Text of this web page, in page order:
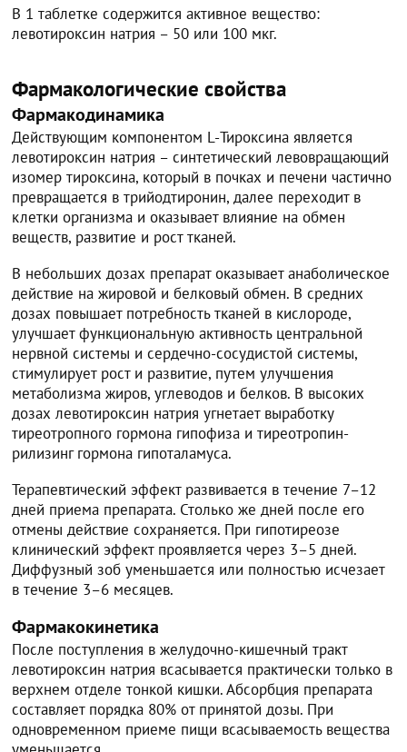
В 1 таблетке содержится активное вещество:
левотироксин натрия – 50 или 100 мкг.
Фармакологические свойства
Фармакодинамика
Действующим компонентом L-Тироксина является
левотироксин натрия – синтетический левовращающий
изомер тироксина, который в почках и печени частично
превращается в трийодтиронин, далее переходит в
клетки организма и оказывает влияние на обмен
веществ, развитие и рост тканей.
В небольших дозах препарат оказывает анаболическое
действие на жировой и белковый обмен. В средних
дозах повышает потребность тканей в кислороде,
улучшает функциональную активность центральной
нервной системы и сердечно-сосудистой системы,
стимулирует рост и развитие, путем улучшения
метаболизма жиров, углеводов и белков. В высоких
дозах левотироксин натрия угнетает выработку
тиреотропного гормона гипофиза и тиреотропин-
рилизинг гормона гипоталамуса.
Терапевтический эффект развивается в течение 7–12
дней приема препарата. Столько же дней после его
отмены действие сохраняется. При гипотиреозе
клинический эффект проявляется через 3–5 дней.
Диффузный зоб уменьшается или полностью исчезает
в течение 3–6 месяцев.
Фармакокинетика
После поступления в желудочно-кишечный тракт
левотироксин натрия всасывается практически только в
верхнем отделе тонкой кишки. Абсорбция препарата
составляет порядка 80% от принятой дозы. При
одновременном приеме пищи всасываемость вещества